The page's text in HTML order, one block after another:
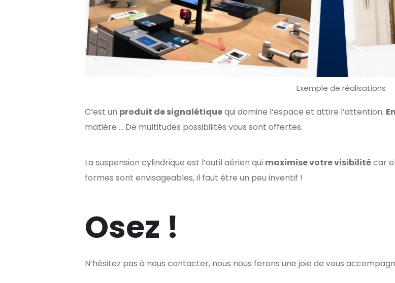
Exemple de réalisations
C’est un produit de signalétiquequi domine l’espace et attire l’attention.
matière … De multitudes possibilités vous sont offertes.
La suspension cylindrique est l’outil aérien qui maximise votre visibilitécar
formes sont envisageables, il faut être un peu inventif !
Osez !
N’hésitez pas à nous contacter, nous nous ferons une joie de vous